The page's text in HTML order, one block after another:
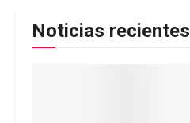
Noticias recientes